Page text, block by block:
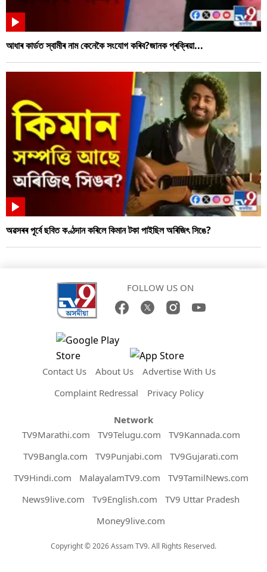
আধাৰ কাৰ্ডত স্বামীৰ নাম কেনেকৈ সংযোগ কৰিব?জানক প্ৰক্ৰিয়া...
অৱসৰৰ পূৰ্বে ছবিত কণ্ঠদান কৰিলে কিমান টকা পাইছিল অৰিজিৎ সিঙে?
FOLLOW US ON
Contact Us About Us
Advertise With Us
Complaint Redressal
Privacy Policy
Network
TV9Marathi.com
TV9Telugu.com
TV9Kannada.com
TV9Bangla.com
TV9Punjabi.com
TV9Gujarati.com
TV9Hindi.com
MalayalamTV9.com
TV9TamilNews.com
News9live.com
Tv9English.com
TV9 Uttar Pradesh
Money9live.com
Copyright © 2026 Assam TV9. All Rights Reserved.